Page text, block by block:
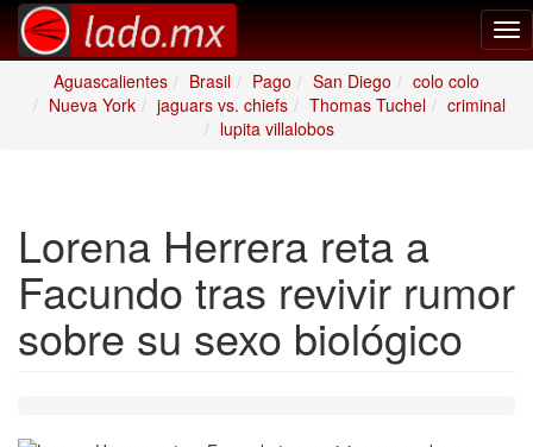
Aguascalientes
Brasil Pago San Diego
colo colo
Nueva York
jaguars vs. chiefs Thomas Tuchel
criminal
lupita villalobos
Lorena Herrera reta a
Facundo tras revivir rumor
sobre su sexo biológico